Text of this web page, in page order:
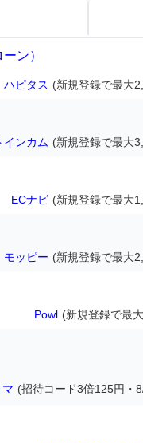
ン）
ハピタス (新規登録で最大
インカム (新規登録で最大
ECナビ (新規登録で最大
モッピー (新規登録で最大
Powl (新規登録で最
マ (招待コード3倍125円・